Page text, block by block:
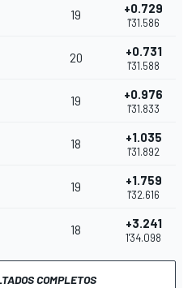
19 +0.729
1'31.586
20 +0.731
1'31.588
19 +0.976
1'31.833
18 +1.035
1'31.892
19 +1.759
1'32.616
18 +3.241
1'34.098
COMPLETOS